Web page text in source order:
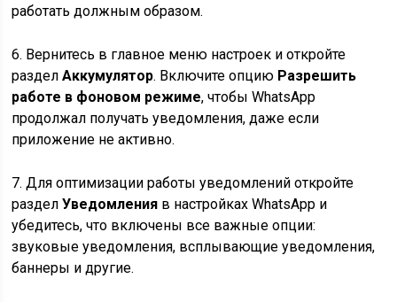
работать должным образом.
6. Вернитесь в главное меню настроек и откройте
разделАккумулятор. Включите опцию Разрешить
работе в фоновом режиме, чтобы WhatsApp
продолжал получать уведомления, даже если
приложение не активно.
7. Для оптимизации работы уведомлений откройте
разделУведомления в настройках WhatsApp и
убедитесь, что включены все важные опции:
звуковые уведомления, всплывающие уведомления,
баннеры и другие.